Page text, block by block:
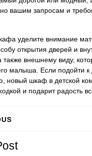
вашим запросам и
уделите внимание
открытия дверей и
внешнему виду,
малыша. Если подойти к
новый шкаф в детской
и подарит радость